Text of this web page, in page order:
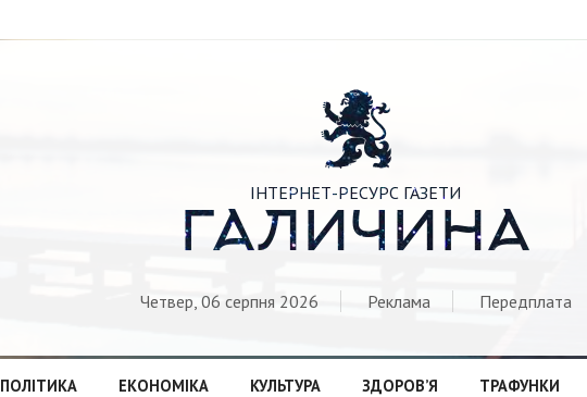

ІНТЕРНЕТ-РЕСУРС ГАЗЕТИ
ГАЛИЧИНА
Четвер, 06 серпня 2026 Реклама Передплата
ПОЛІТИКА ЕКОНОМІКА КУЛЬТУРА ЗДОРОВ’Я ТРАФУНКИ